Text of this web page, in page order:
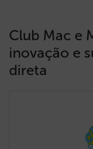
Club Mac e
inovação e
direta